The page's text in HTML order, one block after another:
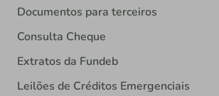
Documentos para terceiros
Consulta Cheque
Extratos da Fundeb
Leilões de Créditos Emergenciais